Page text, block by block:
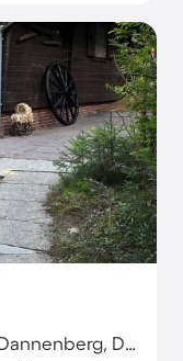
Dannenberg (Elbe), Lüchow-Dannenberg, Deutschland